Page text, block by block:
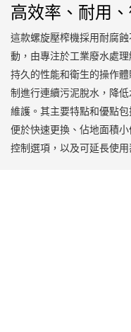
高效率、耐用
這款螺旋壓榨機採用耐腐
動，由專注於工業廢水處
持久的性能和衛生的操作
制進行連續污泥脫水，降
維護。其主要特點和優點
便於快速更換、佔地面積
控制選項，以及可延長使